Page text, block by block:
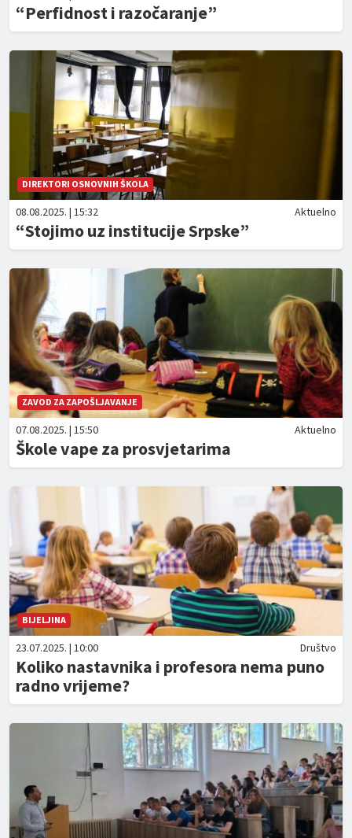
“Perfidnost i razočaranje”
DIREKTORI OSNOVNIH ŠKOLA
08.08.2025. | 15:32 Aktuelno
“Stojimo uz institucije Srpske”
ZAVOD ZA ZAPOŠLJAVANJE
07.08.2025. | 15:50 Aktuelno
Škole vape za prosvjetarima
BIJELJINA
23.07.2025. | 10:00 Društvo
Koliko nastavnika i profesora nema puno
radno vrijeme?